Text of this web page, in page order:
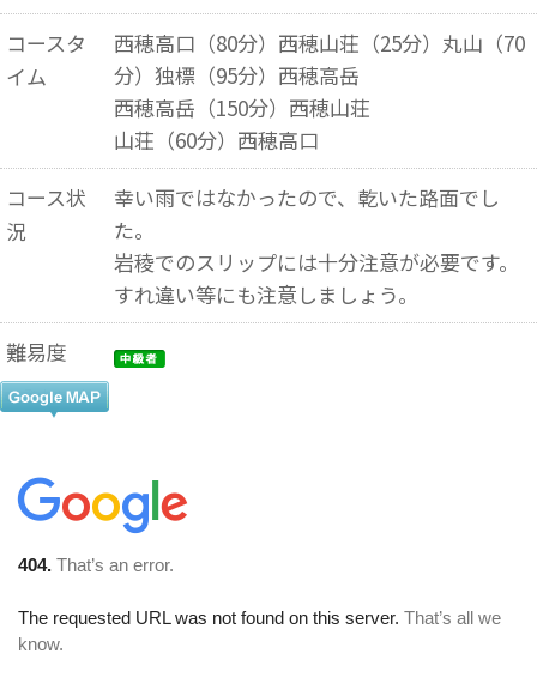
コースタ
イム
西穂高口（80分）西穂山荘（25分）丸山（70
分）独標（95分）西穂高岳
西穂高岳（150分）西穂山荘
山荘（60分）西穂高口
コース状
況
幸い雨ではなかったので、乾いた路面でし
た。
岩稜でのスリップには十分注意が必要です。
すれ違い等にも注意しましょう。
難易度